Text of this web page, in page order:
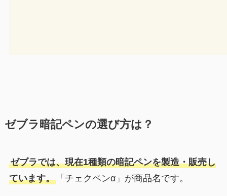
ゼブラ暗記ペンの選び方は？
ゼブラでは、現在1種類の暗記ペンを製造・販売し
ています。「チェクペンα」が商品名です。